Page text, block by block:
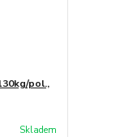
pol.,
Skladem